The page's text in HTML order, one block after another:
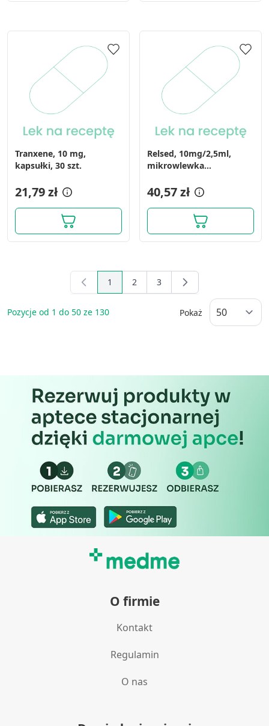
Tranxene, 10 mg,
kapsułki, 30 szt.
21,79 zł
Relsed, 10mg/2,5ml,
mikrowlewka
40,57 zł
Pozycje od 1 do 50 ze 130
You're currently reading page
1 Page
2 Page
3
Pokaż
O firmie
Kontakt
Regulamin
O nas